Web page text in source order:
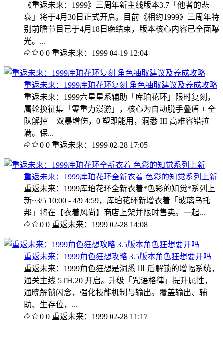
《重返未来：1999》三周年新主线版本3.7「他者的悲
哀」将于4月30日正式开启。目前《相约1999》三周年特
别前瞻节目已于4月18日晚结束，版本核心内容已全面曝
光。...
0 0 重返未来：1999 04-19 12:04
重返未来：1999库珀花环复刻 角色抽取建议及养成攻略
重返未来：1999六星星系辅助「库珀花环」限时复刻，
属轮换征集「零重力漫游」，核心为自动脱手叠盾 + 全
队解控 + 双暴增伤，0 塑即能用，洞悉 III 高难容错拉
满。保...
0 0 重返未来：1999 02-28 17:05
重返未来：1999库珀花环全新衣着 色彩的知觉系列上新
重返未来：1999库珀花环全新衣着*色彩的知觉*系列上
新~3/5 10:00 - 4/9 4:59，库珀花环新增衣着「玻璃乌托
邦」将在【衣着风尚】商店上架并限时售卖。一起...
0 0 重返未来：1999 02-28 14:08
重返未来：1999角色狂想攻略 3.5版本角色狂想要开吗
重返未来：1999角色狂想是洞悉 Ⅲ 后解锁的增幅系统，
通关主线 5TH.20 开启。升级「咒语格律」提升属性，
通晓解锁闪念，强化技能机制与输出。覆盖输出、辅
助、生存位，...
0 0 重返未来：1999 02-28 11:17